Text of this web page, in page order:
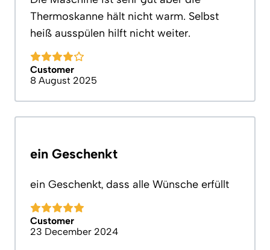
Thermoskanne hält nicht warm. Selbst
heiß ausspülen hilft nicht weiter.
Customer
8 August 2025
ein Geschenkt
ein Geschenkt, dass alle Wünsche erfüllt
Customer
23 December 2024